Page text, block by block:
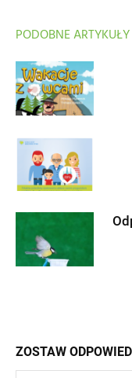
PODOBNE ARTYKUŁY
ZOSTAW